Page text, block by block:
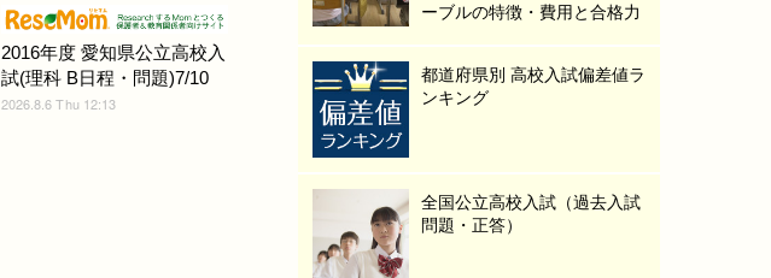
2016年度 愛知県公立高校入
試(理科 B日程・問題)7/10
2026.8.6 Thu 12:13
ーブルの特徴・費用と合格力
都道府県別 高校入試偏差値ラ
ンキング
全国公立高校入試（過去入試
問題・正答）